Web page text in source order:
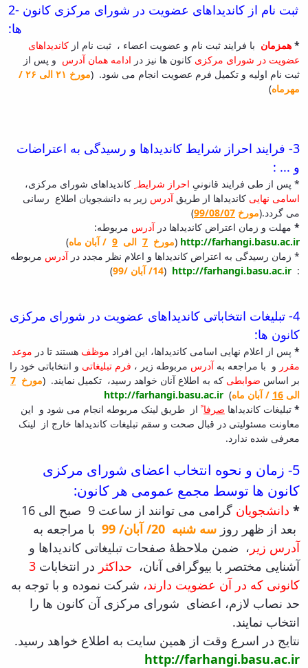
2- ثبت نام از کاندیداهای عضویت در شورای مرکزی کانون
ها:
* همزمان با فرایند ثبت نام و عضویت اعضاء ، ثبت نام از کاندیداهای
عضویت در شورای مرکزی کانون ها نیز در ادامه همانآدرس و پس از
ثبت نام اولیه و تکمیل فرم عضویت انجام می شود. (مورخ ۲۱ الی ۲۶
/
مهرماه)
3- فرایند احراز شرایط کاندیداها و رسیدگی به اعتراضات
و ... :
* پس از طی فرایند قانونیِ احراز شرایط ِ کاندیداهای شورای مرکزی،
اسامی نهایی کاندیداها از طریقآدرس زیر به دانشجویان اطلاع رسانی
می گردد.(مورخ 99/08/07
)
* مهلت و زمان اعتراض کاندیداها درآدرس مربوطه:
http://farhangi.basu.ac.ir
(مورخ 7 الی 9 / آبان ماه)
* زمان رسیدگی به اعتراض کاندیداها و اعلام نظر مجدد درآدرس مربوطه
:
http://farhangi.basu.ac.ir
(14/ آبان /99 )
4- تبلیغات انتخاباتی کاندیداهای عضویت در شورای مرکزی
کانون ها:
* پس از اعلام نهایی اسامی کاندیداها، این افراد موظف هستند تا در موعد
مقرر و با مراجعه بهآدرس مربوطه زیر ، فرم تبلیغاتی و انتخاباتی خود را
بر اساس ضوابطی که به اطلاع آنان خواهد رسید، تکمیل نمایند. (مورخ 7
الی 16 / آبان ماه)
http://farhangi.basu.ac.ir
* تبلیغات کاندیداها صرفاً از طریق لینک مربوطه انجام می شود و این
معاونت مسئولیتی در قبال صحت و سقم تبلیغات کاندیداها خارج از لینک
معرفی شده ندارد.
5- زمان و نحوه انتخاب اعضای شورای مرکزی
کانون ها توسط مجمع عمومی هر کانون:
* دانشجویان
گرامی می توانند از ساعت 9 صبح الی 16
بعد از ظهر روز سه شنبه 20/ آبان/ 99
با مراجعه به
آدرس زیر ، ضمن ملاحظۀ صفحات تبلیغاتی کاندیداها و
آشنایی مختصر با بیوگرافی آنان، حداکثر در انتخابات 3
کانونی که در آن عضویت دارند، شرکت نموده و با توجه به
حد نصاب لازم، اعضای شورای مرکزی آن کانون ها را
انتخاب نمایند.
نتایج در اسرع وقت از همین سایت به اطلاع خواهد رسید.
http://farhangi.basu.ac.ir